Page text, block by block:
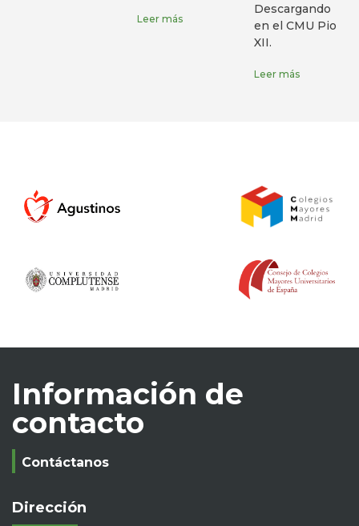
Leer más
Descargando
en el CMU Pio
XII.
Leer más
Información de
contacto
Contáctanos
Dirección